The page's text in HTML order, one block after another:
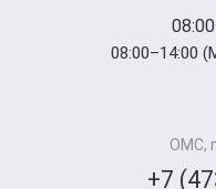
08:00–14:00
ОМС,
+7